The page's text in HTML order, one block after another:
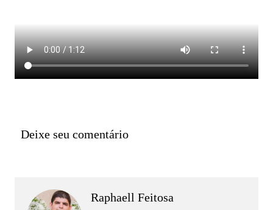
Deixe seu comentário
Raphaell Feitosa